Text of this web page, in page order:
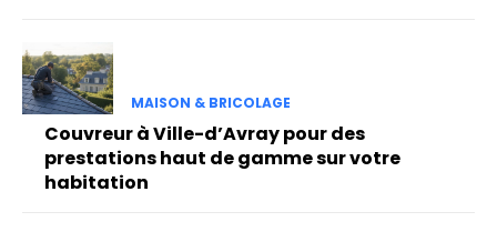
MAISON & BRICOLAGE
Couvreur à Ville-d’Avray pour des
prestations haut de gamme sur votre
habitation